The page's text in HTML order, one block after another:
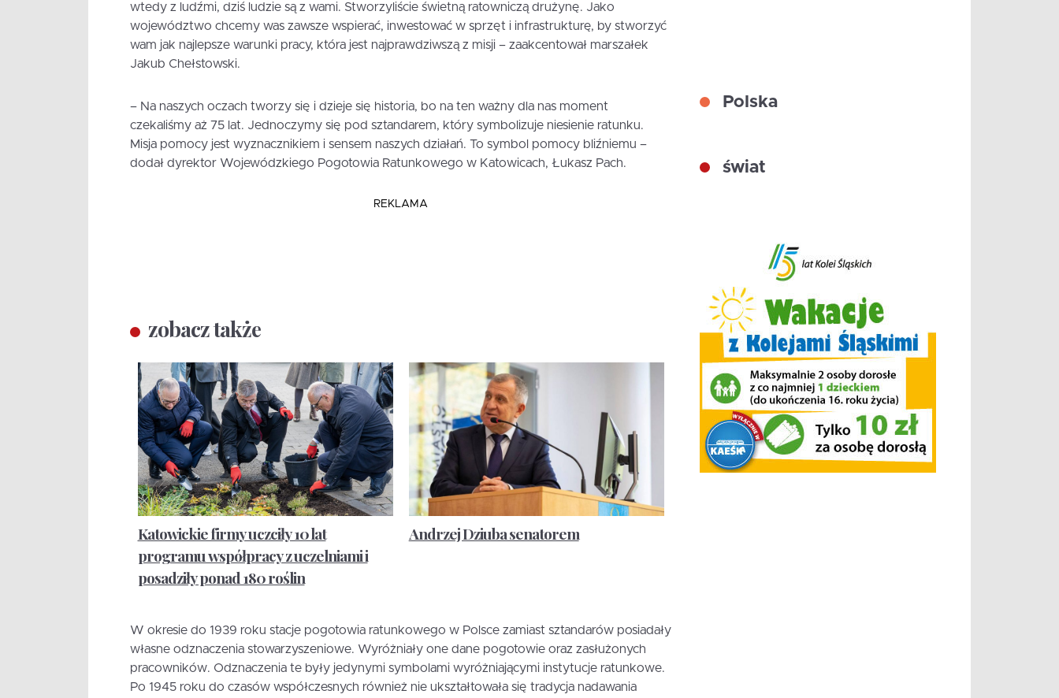
wtedy z ludźmi, dziś ludzie są z wami. Stworzyliście świetną ratowniczą drużynę. Jako
województwo chcemy was zawsze wspierać, inwestować w sprzęt i infrastrukturę, by stworzyć
wam jak najlepsze warunki pracy, która jest najprawdziwszą z misji – zaakcentował marszałek
Jakub Chełstowski.
– Na naszych oczach tworzy się i dzieje się historia, bo na ten ważny dla nas moment
czekaliśmy aż 75 lat. Jednoczymy się pod sztandarem, który symbolizuje niesienie ratunku.
Misja pomocy jest wyznacznikiem i sensem naszych działań. To symbol pomocy bliźniemu –
dodał dyrektor Wojewódzkiego Pogotowia Ratunkowego w Katowicach, Łukasz Pach.
REKLAMA
zobacz także
Katowickie firmy uczciły 10 lat
programu współpracy z uczelniami i
posadziły ponad 180 roślin
Andrzej Dziuba senatorem
W okresie do 1939 roku stacje pogotowia ratunkowego w Polsce zamiast sztandarów posiadały
własne odznaczenia stowarzyszeniowe. Wyróżniały one dane pogotowie oraz zasłużonych
pracowników. Odznaczenia te były jedynymi symbolami wyróżniającymi instytucje ratunkowe.
Po 1945 roku do czasów współczesnych również nie ukształtowała się tradycja nadawania
Polska
świat